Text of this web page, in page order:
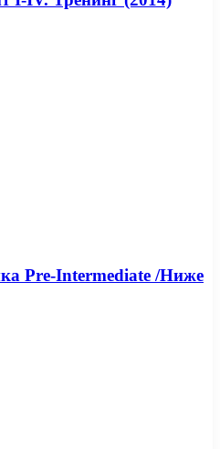
Pre-Intermediate /Ниже